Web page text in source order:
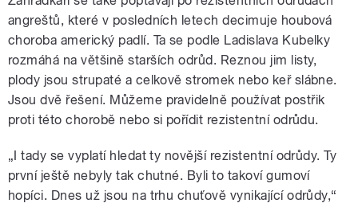
angreštů, které v posledních letech decimuje houbová
choroba americký padlí. Ta se podle Ladislava Kubelky
rozmáhá na většině starších odrůd. Reznou jim listy,
plody jsou strupaté a celkově stromek nebo keř slábne.
Jsou dvě řešení. Můžeme pravidelně používat postřik
proti této chorobě nebo si pořídit rezistentní odrůdu.
„I tady se vyplatí hledat ty novější rezistentní odrůdy. Ty
první ještě nebyly tak chutné. Byli to takoví gumoví
hopíci. Dnes už jsou na trhu chuťově vynikající odrůdy,“